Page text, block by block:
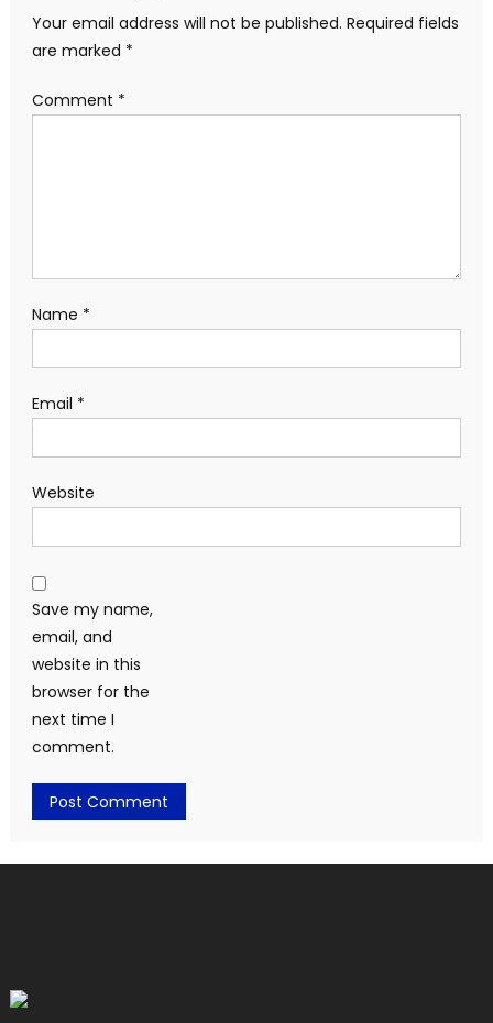
Your email address will not be published. Required fields
are marked *
Comment *
Name *
Email *
Website
Save my name,
email, and
website in this
browser for the
next time I
comment.